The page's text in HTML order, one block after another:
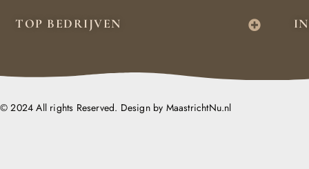
TOP BEDRIJVEN
© 2024 All rights Reserved. Design by MaastrichtNu.nl